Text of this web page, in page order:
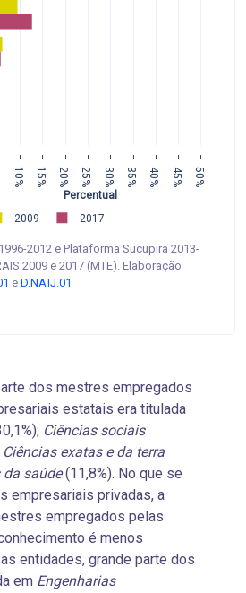
10% 15% 20% 25% 30% 35% 40% 45% 50%
2009 2017
Percentual
2012 e Plataforma Sucupira 2013-
2009 e 2017 (MTE). Elaboração
e D.NATJ.01
dos mestres empregados
estatais era titulada
Ciências sociais
Ciências exatas e da terra
da saúde(11,8%). No que se
empresariais privadas, a
empregados pelas
é menos
entidades, grande parte dos
em Engenharias